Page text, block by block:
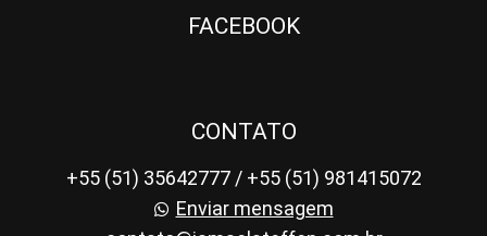
FACEBOOK
CONTATO
+55 (51) 35642777 / +55 (51) 981415072
Enviar mensagem